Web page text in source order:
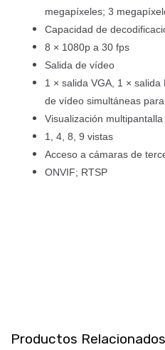
megapíxeles; 3
Capacidad de
8 × 1080p a 30 fps
Salida de vídeo
1 × salida VGA, 1 ×
de vídeo simultáneas
Visualización multipantalla
1, 4, 8, 9 vistas
Acceso a cámaras de
ONVIF; RTSP
Productos Relacionados